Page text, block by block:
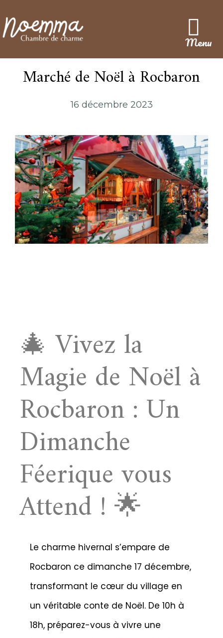
Menu
Marché de Noël à Rocbaron
16 décembre 2023
🎄 Vivez la
Magie de Noël à
Rocbaron : Un
Dimanche
Féerique vous
Attend ! 🌟
Le charme hivernal s’empare de
Rocbaron ce dimanche 17 décembre,
transformant le cœur du village en
un véritable conte de Noël. De 10h à
18h, préparez-vous à vivre une